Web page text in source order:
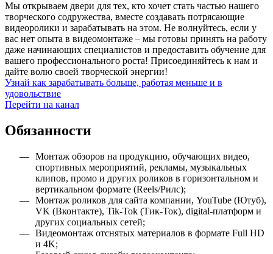
Мы открываем двери для тех, кто хочет стать частью нашего
творческого содружества, вместе создавать потрясающие
видеоролики и зарабатывать на этом. Не волнуйтесь, если у
вас нет опыта в видеомонтаже – мы готовы принять на работу
даже начинающих специалистов и предоставить обучение для
вашего профессионального роста! Присоединяйтесь к нам и
дайте волю своей творческой энергии!
Узнай как зарабатывать больше, работая меньше и в
удовольствие
Перейти на канал
Обязанности
Монтаж обзоров на продукцию, обучающих видео,
спортивных мероприятий, рекламы, музыкальных
клипов, промо и других роликов в горизонтальном и
вертикальном формате (Reels/Рилс);
Монтаж роликов для сайта компании, YouTube (Ютуб),
VK (Вконтакте), Tik-Tok (Тик-Ток), digital-платформ и
других социальных сетей;
Видеомонтаж отснятых материалов в формате Full HD
и 4K;